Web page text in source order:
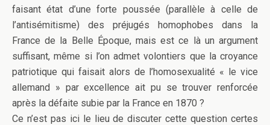
faisant état d’une forte poussée (parallèle à celle de
l’antisémitisme) des préjugés homophobes dans la
France de la Belle Époque, mais est ce là un argument
suffisant, même si l’on admet volontiers que la croyance
patriotique qui faisait alors de l’homosexualité « le vice
allemand » par excellence ait pu se trouver renforcée
après la défaite subie par la France en 1870 ?
Ce n’est pas ici le lieu de discuter cette question certes